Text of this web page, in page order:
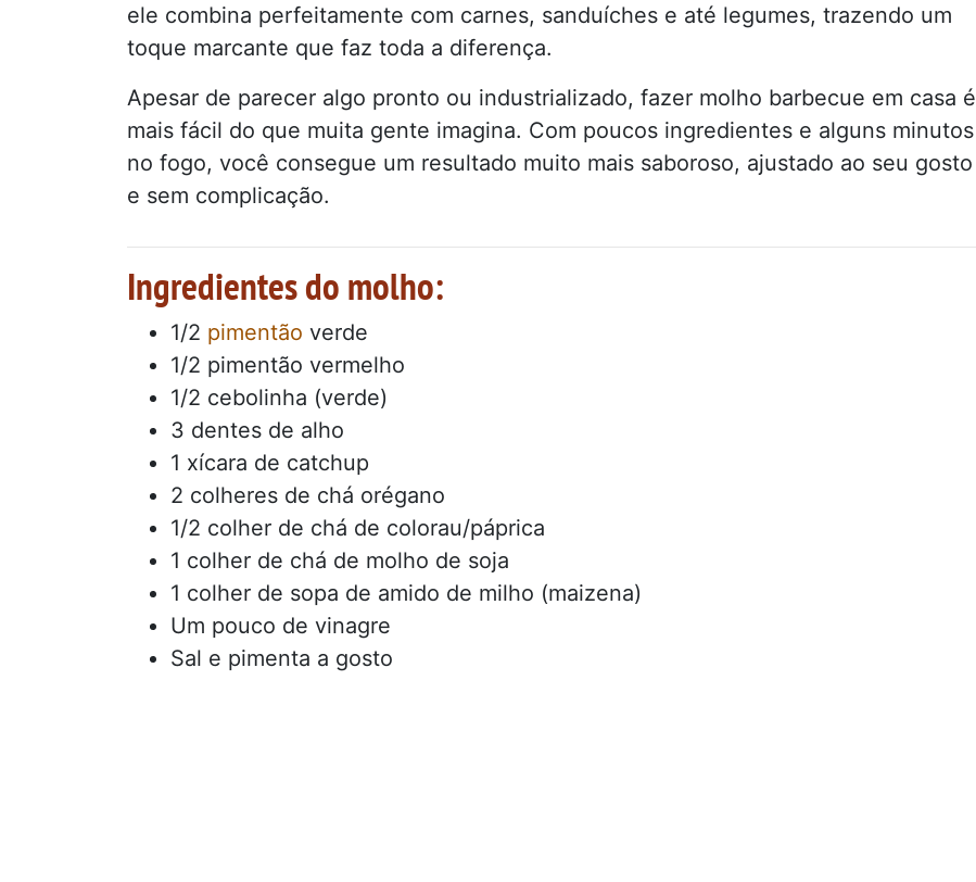
ele combina perfeitamente com carnes, sanduíches e até legumes, trazendo um
toque marcante que faz toda a diferença.
Apesar de parecer algo pronto ou industrializado, fazer molho barbecue em casa é
mais fácil do que muita gente imagina. Com poucos ingredientes e alguns minutos
no fogo, você consegue um resultado muito mais saboroso, ajustado ao seu gosto
e sem complicação.
Ingredientes do molho:
1/2 pimentão verde
1/2 pimentão vermelho
1/2 cebolinha (verde)
3 dentes de alho
1 xícara de catchup
2 colheres de chá orégano
1/2 colher de chá de colorau/páprica
1 colher de chá de molho de soja
1 colher de sopa de amido de milho (maizena)
Um pouco de vinagre
Sal e pimenta a gosto